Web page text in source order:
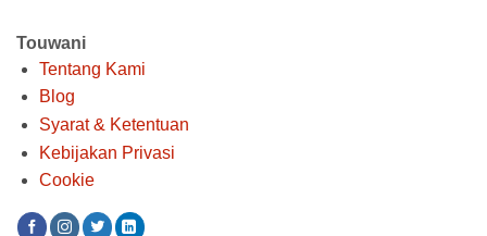
Touwani
Tentang Kami
Blog
Syarat & Ketentuan
Kebijakan Privasi
Cookie